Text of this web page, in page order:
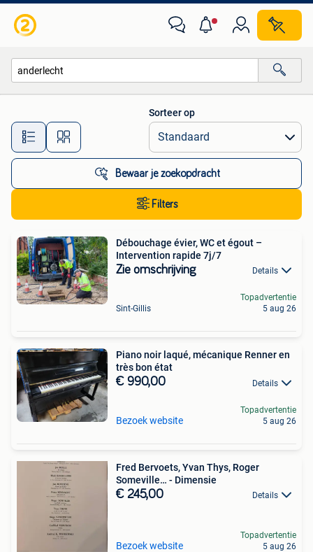
Alle afstanden…
Sorteer op
Bewaar je zoekopdracht
Filters
Débouchage évier, WC et égout –
Intervention rapide 7j/7
Zie omschrijving Details
Sint-Gillis
Topadvertentie
5 aug 26
Piano noir laqué, mécanique Renner en
très bon état
€ 990,00 Details
Bezoek website
Topadvertentie
5 aug 26
Fred Bervoets, Yvan Thys, Roger
Someville… - Dimensie
€ 245,00 Details
Bezoek website
Topadvertentie
5 aug 26